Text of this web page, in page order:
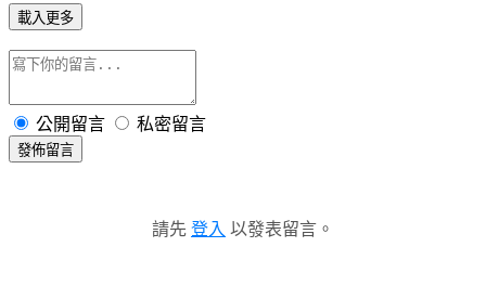
載入更多
公開留言 私密留言
發佈留言
請先 登入 以發表留言。